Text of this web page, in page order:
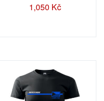
1,050 Kč
variant.
Možnosti